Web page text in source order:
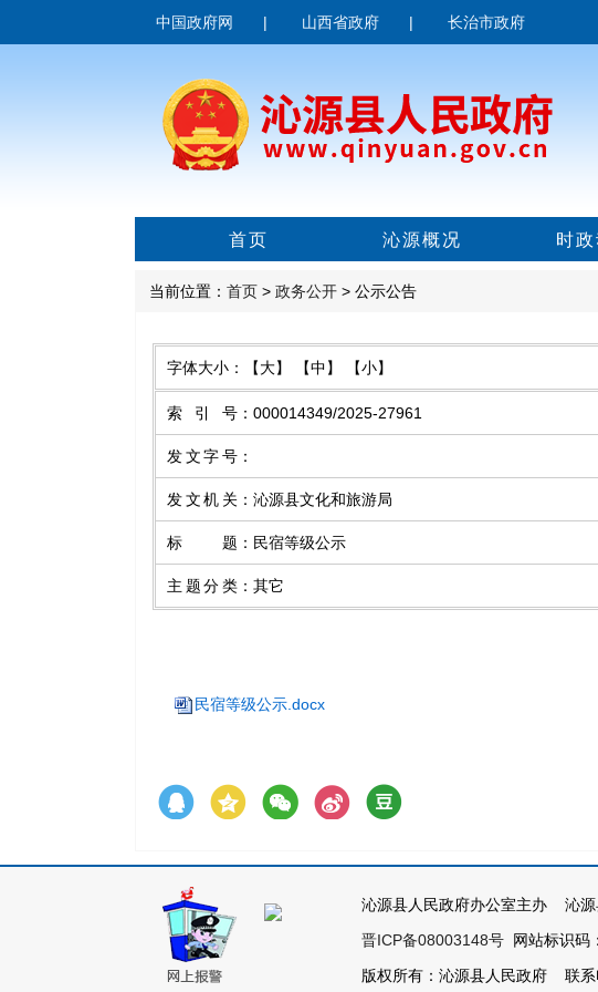
中国政府网 | 山西省政府 | 长治市政府
首页 沁源概况 时
当前位置： 首页 > 政务公开 > 公示公告
字体大小： 【大】 【中】 【小】
索引号 ： 000014349/2025-27961
发文字号 ：
发文机关 ： 沁源县文化和旅游局
标题 ： 民宿等级公示
主题分类 ： 其它
民宿等级公示.docx
沁源县人民政府办公室主办 沁
晋ICP备08003148号 网站标识码
版权所有：沁源县人民政府 联